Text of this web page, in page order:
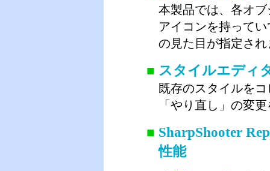
本製品では、各オ
アイコンを持って
の見た目が指定され
■ スタイルエディ
既存のスタイルを
「やり直し」の変
■ SharpShooter
性能